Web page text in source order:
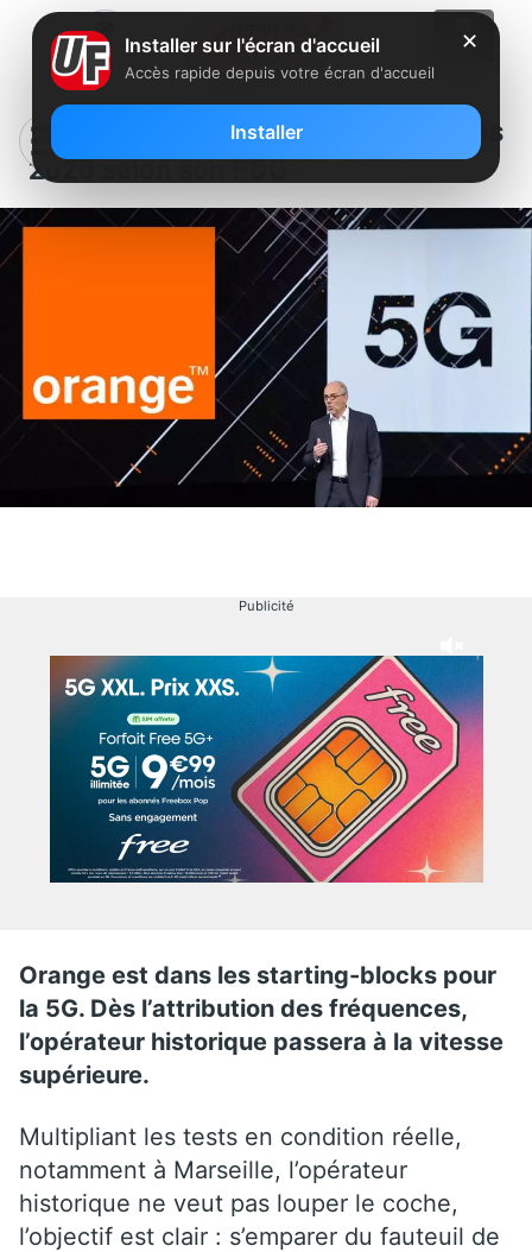
Orange va lancer la 5G au printemps
2020 selon son PDG
Publicité
Orange est dans les starting-blocks pour
la 5G. Dès l’attribution des fréquences,
l’opérateur historique passera à la vitesse
supérieure.
Multipliant les tests en condition réelle,
notamment à Marseille, l’opérateur
historique ne veut pas louper le coche,
l’objectif est clair : s’emparer du fauteuil de
✕
Installer sur l'écran d'accueil
Accès rapide depuis votre écran d'accueil
Installer